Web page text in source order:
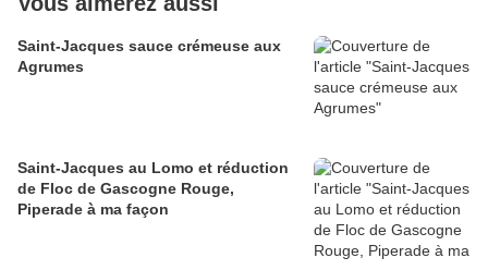
Saint-Jacques sauce crémeuse aux
Agrumes
Saint-Jacques au Lomo et réduction
de Floc de Gascogne Rouge,
Piperade à ma façon